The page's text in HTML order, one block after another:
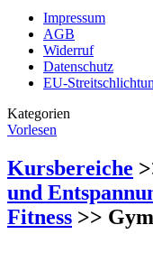
Impressum
AGB
Widerruf
Datenschutz
EU-
Kategorien
Vorlesen
Kursbereiche
und
Fitness >>